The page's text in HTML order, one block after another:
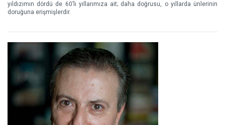
yıldızımın dördü de 60’lı yıllarımıza ait; daha doğrusu, o yıllarda ünlerinin
doruğuna erişmişlerdir.